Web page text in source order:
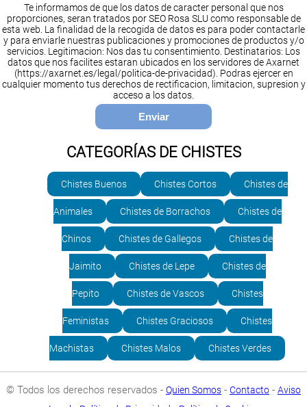
Te informamos de que los datos de caracter personal que nos
proporciones, seran tratados por SEO Rosa SLU como responsable de
esta web. La finalidad de la recogida de datos es para poder contactarle
y para enviarle nuestras publicaciones y promociones de productos y/o
servicios. Legitimacion: Nos das tu consentimiento. Destinatarios: Los
datos que nos facilites estaran ubicados en los servidores de Axarnet
(https://axarnet.es/legal/politica-de-privacidad). Podras ejercer en
cualquier momento tus derechos de rectificacion, limitacion, supresion y
acceso a los datos.
CATEGORÍAS DE CHISTES
Chistes Buenos Chistes Cortos Chistes de
Animales Chistes de Borrachos Chistes de
Chinos Chistes de Gallegos Chistes de
Jaimito Chistes de Lepe Chistes de
Pepito Chistes de Vascos Chistes
Feministas Chistes Graciosos Chistes
Machistas Chistes Malos Chistes Verdes
© Todos los derechos reservados - Quien Somos - Contacto - Aviso